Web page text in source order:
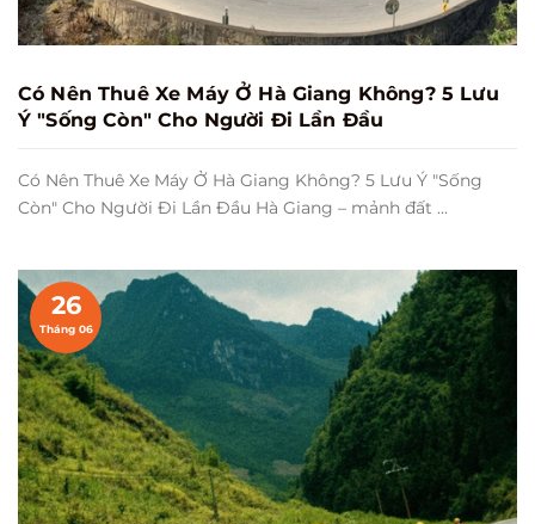
Có Nên Thuê Xe Máy Ở Hà Giang Không? 5 Lưu
Ý "Sống Còn" Cho Người Đi Lần Đầu
Có Nên Thuê Xe Máy Ở Hà Giang Không? 5 Lưu Ý "Sống
Còn" Cho Người Đi Lần Đầu Hà Giang – mảnh đất ...
26
Tháng 06